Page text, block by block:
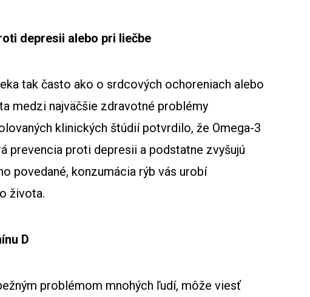
depresii alebo pri liečbe
tak často ako o srdcových ochoreniach alebo
medzi najväčšie zdravotné problémy
klinických štúdií potvrdilo, že Omega-3
prevencia proti depresii a podstatne zvyšujú
povedané, konzumácia rýb vás urobí
života.
D
problémom mnohých ľudí, môže viesť